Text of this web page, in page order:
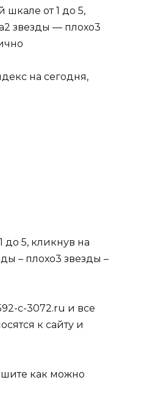
шкале от 1 до 5,
звезды — плохо3
на сегодня,
до 5, кликнув на
– плохо3 звезды –
c-3072.ru и все
к сайту и
как можно